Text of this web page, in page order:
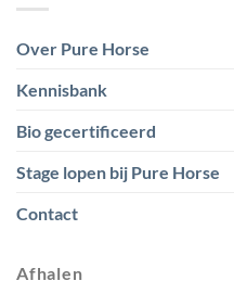
Over Pure Horse
Kennisbank
Bio gecertificeerd
Stage lopen bij Pure Horse
Contact
Afhalen